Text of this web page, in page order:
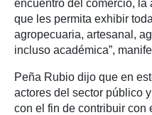
encuentro del comercio,
que les permita exhibir
agropecuaria, artesanal,
incluso académica”,
Peña Rubio dijo que en
actores del sector público
con el fin de contribuir con